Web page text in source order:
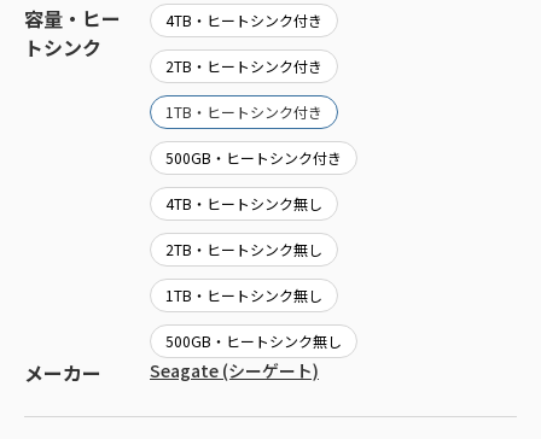
容量・ヒー
トシンク
4TB・ヒートシンク付き
2TB・ヒートシンク付き
1TB・ヒートシンク付き
500GB・ヒートシンク付き
4TB・ヒートシンク無し
2TB・ヒートシンク無し
1TB・ヒートシンク無し
500GB・ヒートシンク無し
メーカー Seagate (シーゲート)